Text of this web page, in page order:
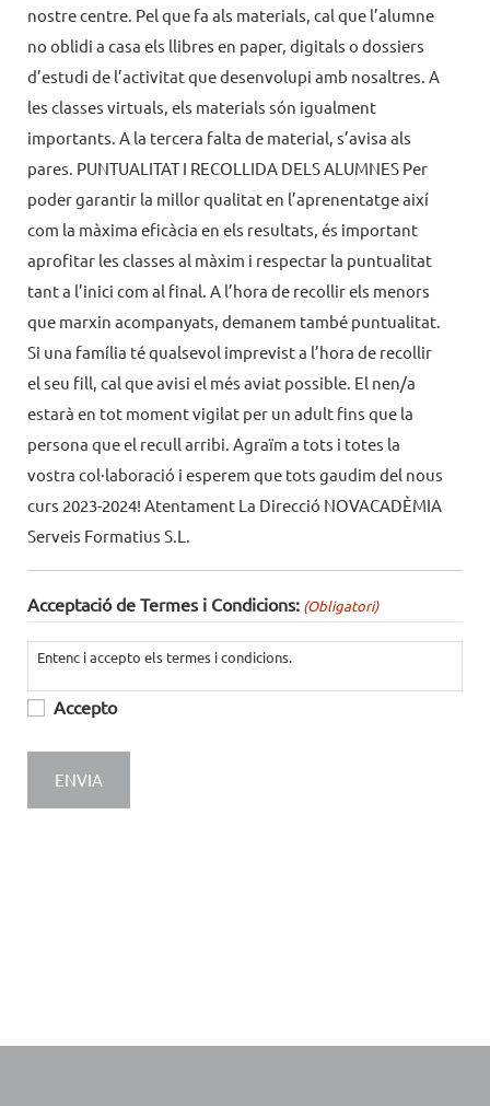
nostre centre. Pel que fa als materials, cal que l’alumne
no oblidi a casa els llibres en paper, digitals o dossiers
d’estudi de l’activitat que desenvolupi amb nosaltres. A
les classes virtuals, els materials són igualment
importants. A la tercera falta de material, s’avisa als
pares. PUNTUALITAT I RECOLLIDA DELS ALUMNES Per
poder garantir la millor qualitat en l’aprenentatge així
com la màxima eficàcia en els resultats, és important
aprofitar les classes al màxim i respectar la puntualitat
tant a l’inici com al final. A l’hora de recollir els menors
que marxin acompanyats, demanem també puntualitat.
Si una família té qualsevol imprevist a l’hora de recollir
el seu fill, cal que avisi el més aviat possible. El nen/a
estarà en tot moment vigilat per un adult fins que la
persona que el recull arribi. Agraïm a tots i totes la
vostra col·laboració i esperem que tots gaudim del nous
curs 2023-2024! Atentament La Direcció NOVACADÈMIA
Serveis Formatius S.L.
Acceptació de Termes i Condicions: (Obligatori)
Entenc i accepto els termes i condicions.
Accepto